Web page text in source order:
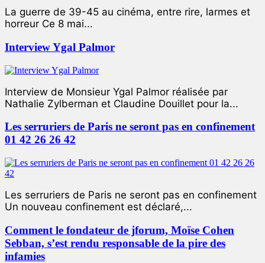
La guerre de 39-45 au cinéma, entre rire, larmes et
horreur Ce 8 mai...
Interview Ygal Palmor
Interview de Monsieur Ygal Palmor réalisée par
Nathalie Zylberman et Claudine Douillet pour la...
Les serruriers de Paris ne seront pas en confinement
01 42 26 26 42
Les serruriers de Paris ne seront pas en confinement
Un nouveau confinement est déclaré,...
Comment le fondateur de jforum, Moïse Cohen
Sebban, s’est rendu responsable de la pire des
infamies